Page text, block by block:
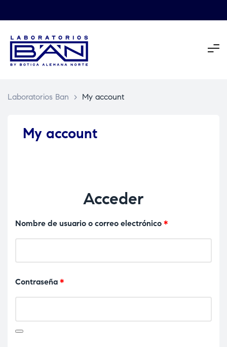
Laboratorios Ban > My account
My account
Acceder
Nombre de usuario o correo electrónico *
Contraseña *